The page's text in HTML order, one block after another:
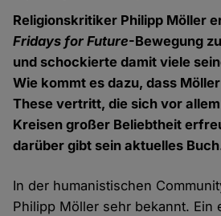
Religionskritiker Philipp Möller
Fridays for Future-Bewegung
und schockierte damit viele
Wie kommt es dazu, dass
These vertritt, die sich vor
Kreisen großer Beliebtheit
darüber gibt sein aktuelles
In der humanistischen
Philipp Möller sehr bekannt. Ein